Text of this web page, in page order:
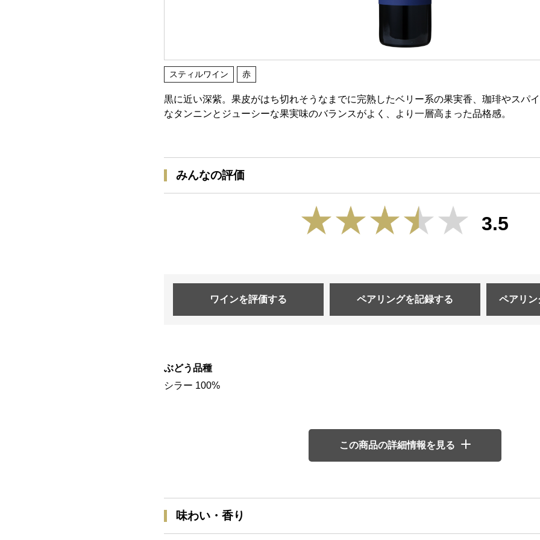
スティルワイン 赤
黒に近い深紫。果皮がはち切れそうなまでに完熟したベリー系の果実香、珈琲やスパ
なタンニンとジューシーな果実味のバランスがよく、より一層高まった品格感。
みんなの評価
3.5
ワインを評価する ペアリングを記録する ペアリン
ぶどう品種
シラー 100%
この商品の詳細情報を見る
味わい・香り